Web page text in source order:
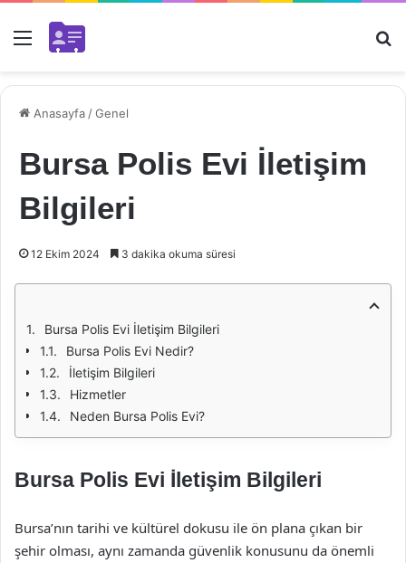
Menü
Anasayfa /Genel
Bursa Polis Evi İletişim
Bilgileri
12 Ekim 2024 3 dakika okuma süresi
Bursa Polis Evi İletişim Bilgileri
Bursa Polis Evi Nedir?
İletişim Bilgileri
Hizmetler
Neden Bursa Polis Evi?
Bursa Polis Evi İletişim Bilgileri
Bursa’nın tarihi ve kültürel dokusu ile ön plana çıkan bir
şehir olması, aynı zamanda güvenlik konusunu da önemli